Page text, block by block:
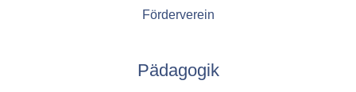
Förderverein
Pädagogik